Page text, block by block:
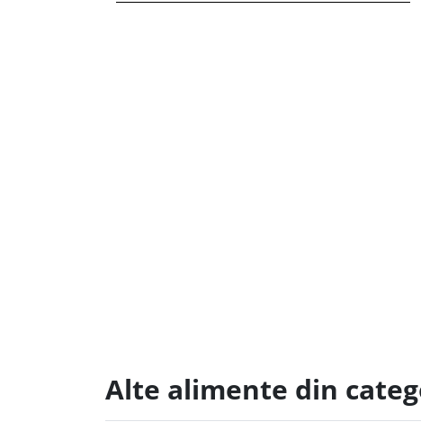
Alte alimente din